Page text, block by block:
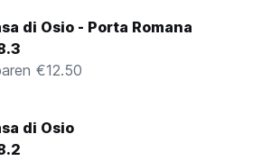
di Osio - Porta Romana
€12.50
di Osio